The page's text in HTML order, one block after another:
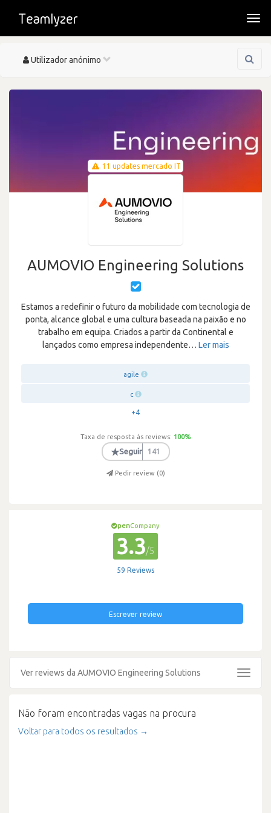
Toggle
Utilizador anónimo
11 updates mercado IT
AUMOVIO Engineering Solutions
Estamos a redefinir o futuro da mobilidade com tecnologia de
ponta, alcance global e uma cultura baseada na paixão e no
trabalho em equipa. Criados a partir da Continental e
lançados como empresa independente… Ler mais
agile
c
+4
Taxa de resposta às reviews: 100%
★Seguir 141
Pedir review (0)
penCompany
3.3/5
59 Reviews
Escrever review
Ver reviews da AUMOVIO Engineering Solutions
Toggle
Não foram encontradas vagas na procura
Voltar para todos os resultados →